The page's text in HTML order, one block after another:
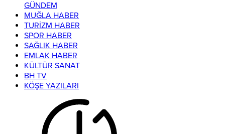
GÜNDEM
MUĞLA HABER
TURİZM HABER
SPOR HABER
SAĞLIK HABER
EMLAK HABER
KÜLTÜR SANAT
BH TV
KÖŞE YAZILARI